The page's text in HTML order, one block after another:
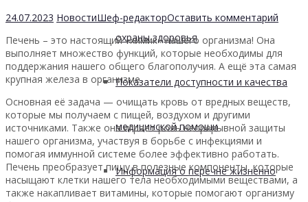
охраны здоровья
Показатели доступности и качества
медицинской помощи
Информация о перечне жизненно
24.07.2023 НовостиШеф-редакторОставить комментарий
Печень – это настоящий «химик» нашего организма! Она
выполняет множество функций, которые необходимы для
поддержания нашего общего благополучия. А ещё эта самая
крупная железа в организме.
Основная её задача — очищать кровь от вредных веществ,
которые мы получаем с пищей, воздухом и другими
источниками. Также она играет роль непрерывной защиты
нашего организма, участвуя в борьбе с инфекциями и
помогая иммунной системе более эффективно работать.
Печень преобразует пищу в полезные компоненты, которые
насыщают клетки нашего тела необходимыми веществами, а
также накапливает витамины, которые помогают организму